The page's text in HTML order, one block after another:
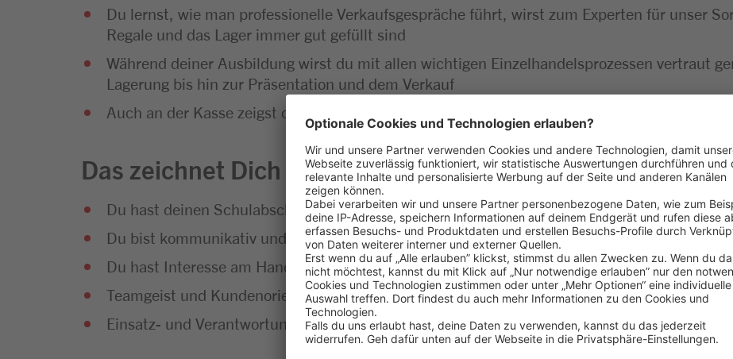
Du lernst, wie man professionelle Verkaufsgespräche führt, wirst zum Experten für unser
Regale und das Lager immer gut gefüllt sind
Während deiner Ausbildung wirst du mit allen wichtigen Einzelhandelsprozessen vertraut
Lagerung bis hin zur Präsentation und dem Verkauf
Auch an der Kasse zeigst du vollen Einsatz – vom Kassieren bis zur Kassenabrechnung
Das zeichnet Dich aus
Du hast deinen Schulabschluss erfolgreich gemeistert
Du bist kommunikativ und hast Spaß am Umgang mit Menschen
Du hast Interesse am Handel und an Lebensmitteln
Teamgeist und Kundenorientierung gehören für dich einfach dazu
Einsatz- und Verantwortungsbereitschaft bringst du gerne mit